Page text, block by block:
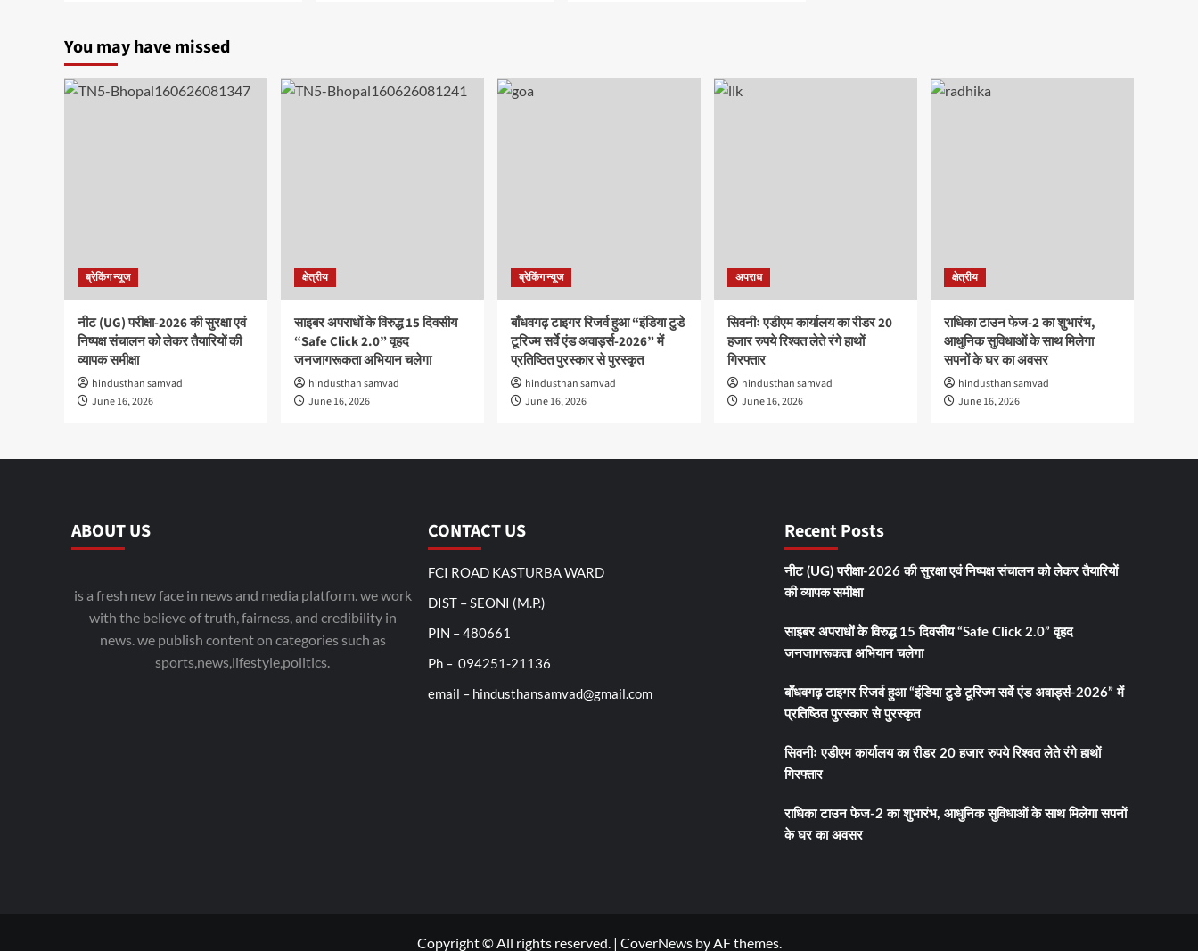
You may have missed
ब्रेकिंग न्यूज
नीट (UG) परीक्षा-2026 की सुरक्षा एवं
निष्पक्ष संचालन को लेकर तैयारियों की
व्यापक समीक्षा
hindusthan samvad
June 16, 2026
क्षेत्रीय
साइबर अपराधों के विरुद्ध 15 दिवसीय
“Safe Click 2.0” वृहद
जनजागरूकता अभियान चलेगा
hindusthan samvad
June 16, 2026
ब्रेकिंग न्यूज
बाँधवगढ़ टाइगर रिजर्व हुआ “इंडिया टुडे
टूरिज्म सर्वे एंड अवार्ड्स-2026” में
प्रतिष्ठित पुरस्कार से पुरस्कृत
hindusthan samvad
June 16, 2026
अपराध
सिवनीः एडीएम कार्यालय का रीडर 20
हजार रुपये रिश्वत लेते रंगे हाथों
गिरफ्तार
hindusthan samvad
June 16, 2026
क्षेत्रीय
राधिका टाउन फेज-2 का शुभारंभ,
आधुनिक सुविधाओं के साथ मिलेगा
सपनों के घर का अवसर
hindusthan samvad
June 16, 2026
ABOUT US
is a fresh new face in news and media platform. we work
with the believe of truth, fairness, and credibility in
news. we publish content on categories such as
sports,news,lifestyle,politics.
CONTACT US
FCI ROAD KASTURBA WARD
DIST – SEONI (M.P.)
PIN – 480661
Ph – 094251-21136
email – hindusthansamvad@gmail.com
Recent Posts
नीट (UG) परीक्षा-2026 की सुरक्षा एवं निष्पक्ष संचालन को लेकर तैयारियों
की व्यापक समीक्षा
साइबर अपराधों के विरुद्ध 15 दिवसीय “Safe Click 2.0” वृहद
जनजागरूकता अभियान चलेगा
बाँधवगढ़ टाइगर रिजर्व हुआ “इंडिया टुडे टूरिज्म सर्वे एंड अवार्ड्स-2026” में
प्रतिष्ठित पुरस्कार से पुरस्कृत
सिवनीः एडीएम कार्यालय का रीडर 20 हजार रुपये रिश्वत लेते रंगे हाथों
गिरफ्तार
राधिका टाउन फेज-2 का शुभारंभ, आधुनिक सुविधाओं के साथ मिलेगा सपनों
के घर का अवसर
Copyright © All rights reserved. | CoverNewsby AF themes.